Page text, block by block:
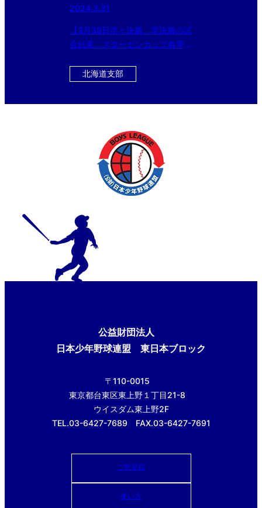
2024.3.31
【3月30日準々決勝、準決勝の試
合結果 スターゼンカップ春季全
春日部ボーイズ、小学部は東京世
北海道支部
公益財団法人
日本少年野球連盟 東日本ブロック
〒110-0015
東京都台東区東上野１丁目21-8
ウイスダム東上野2F
TEL.03-6427-7689 FAX.03-6427-7691
ご意見箱
使い方